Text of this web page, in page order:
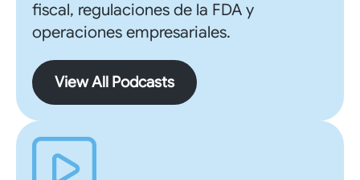
fiscal, regulaciones de la FDA y
operaciones empresariales.
View All Podcasts